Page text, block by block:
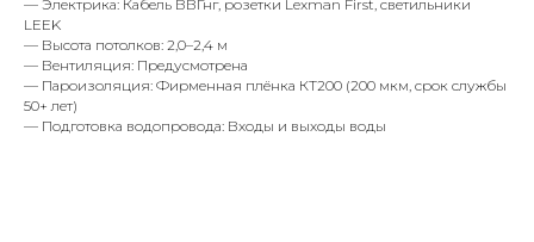
— Электрика: Кабель ВВГнг, розетки Lexman First, светильники
LEEK
— Высота потолков: 2,0–2,4 м
— Вентиляция: Предусмотрена
— Пароизоляция: Фирменная плёнка КТ200 (200 мкм, срок службы
50+ лет)
— Подготовка водопровода: Входы и выходы воды